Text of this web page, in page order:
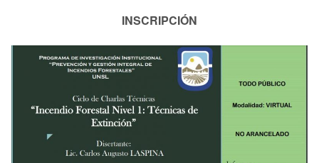
INSCRIPCIÓN